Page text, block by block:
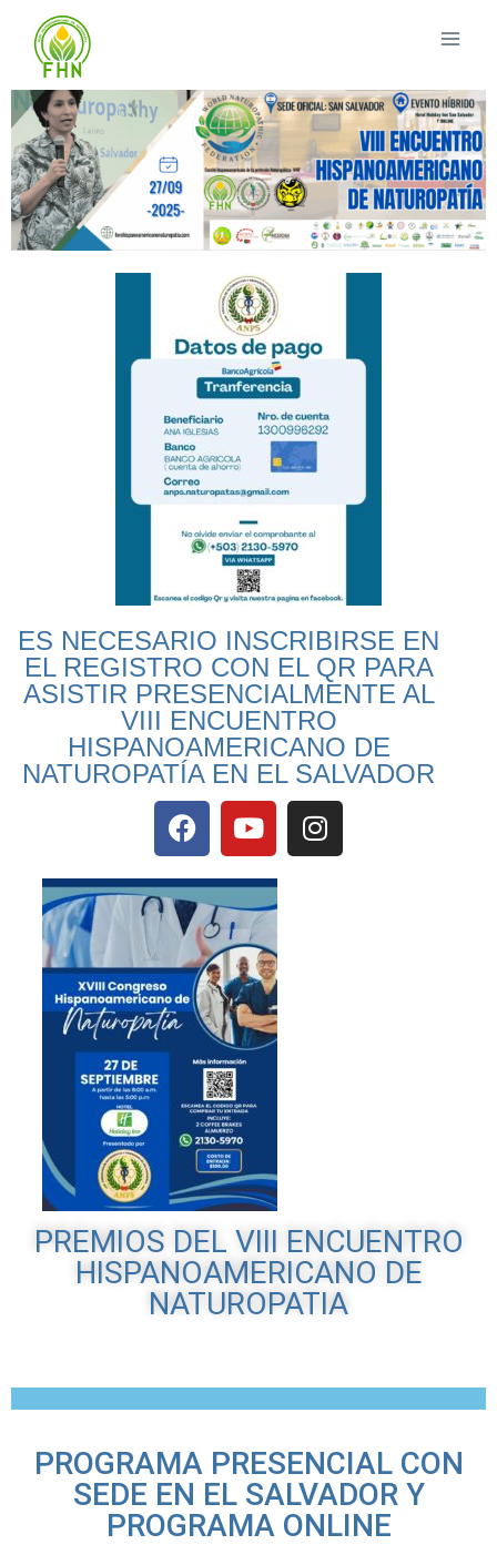
ES NECESARIO INSCRIBIRSE EN
EL REGISTRO CON EL QR PARA
ASISTIR PRESENCIALMENTE AL
VIII ENCUENTRO
HISPANOAMERICANO DE
NATUROPATÍA EN EL SALVADOR
PREMIOS DEL VIII ENCUENTRO
HISPANOAMERICANO DE
NATUROPATIA
PROGRAMA PRESENCIAL CON
SEDE EN EL SALVADOR Y
PROGRAMA ONLINE